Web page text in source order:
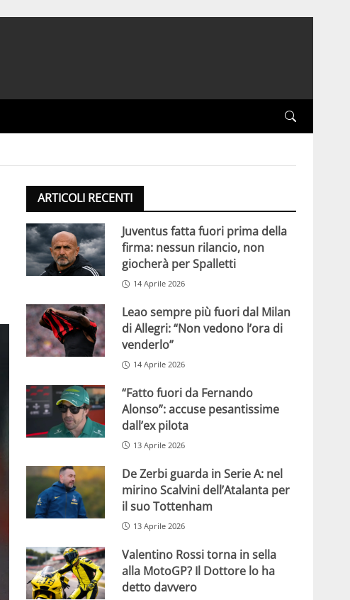
ARTICOLI RECENTI
Juventus fatta fuori prima della
firma: nessun rilancio, non
giocherà per Spalletti
14 Aprile 2026
Leao sempre più fuori dal Milan
di Allegri: “Non vedono l’ora di
venderlo”
14 Aprile 2026
“Fatto fuori da Fernando
Alonso”: accuse pesantissime
dall’ex pilota
13 Aprile 2026
De Zerbi guarda in Serie A: nel
mirino Scalvini dell’Atalanta per
il suo Tottenham
13 Aprile 2026
Valentino Rossi torna in sella
alla MotoGP? Il Dottore lo ha
detto davvero